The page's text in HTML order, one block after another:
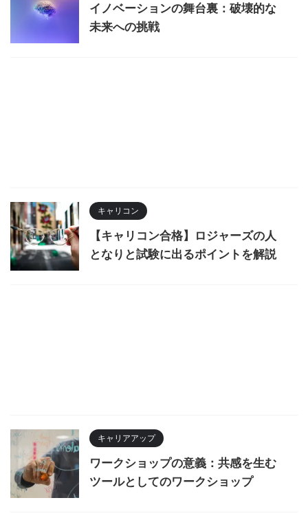
イノベーションの舞台裏：破壊的な
未来への挑戦
キャリコン
【キャリコン合格】ロジャーズの人
となりと試験に出るポイントを解説
キャリアアップ
ワークショップの意義：共感を生む
ツールとしてのワークショップ